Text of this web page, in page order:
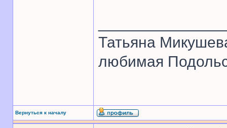
Татьяна
любимая
Вернуться к началу